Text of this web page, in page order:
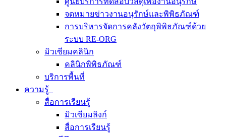
จดหมายข่าวงานอนุรักษ์และพิพิธภัณฑ์
การบริหารจัดการคลังวัตถุพิพิธภัณฑ์ด้วย
ระบบ RE-ORG
มิวเซียมคลินิก
คลินิกพิพิธภัณฑ์
บริการพื้นที่
ความรู้
สื่อการเรียนรู้
มิวเซียมลิงก์
สื่อการเรียนรู้